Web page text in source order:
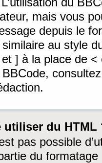
mais vous
depuis le
au style
] à la place de <
utiliser du HTML
pas possible
du